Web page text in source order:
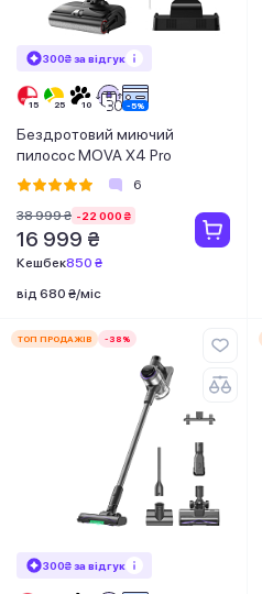
300₴ за відгук
Бездротовий миючий
пилосос MOVA X4 Pro
6
38 999 ₴ -22 000 ₴
16 999 ₴
Кешбек850 ₴
від 680 ₴/міс
ТОП ПРОДАЖІВ -38%
300₴ за відгук